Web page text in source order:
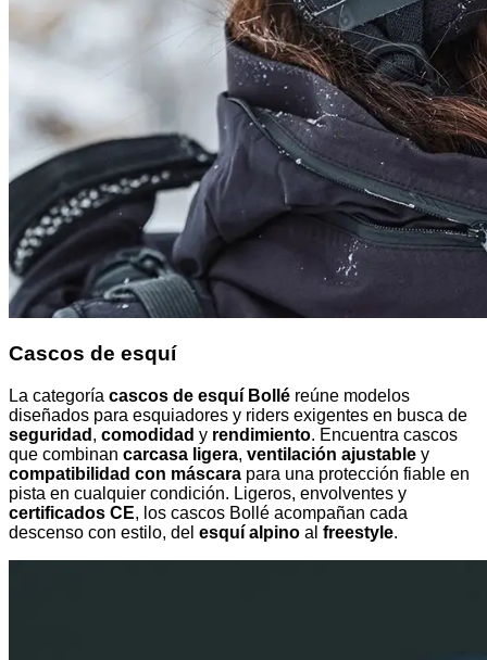
Cascos de esquí
La categoría cascos de esquí Bollé reúne modelos
diseñados para esquiadores y riders exigentes en busca de
seguridad , comodidad y rendimiento. Encuentra cascos
que combinan carcasa ligera, ventilación ajustable y
compatibilidad con máscara para una protección fiable en
pista en cualquier condición. Ligeros, envolventes y
certificados CE, los cascos Bollé acompañan cada
descenso con estilo, del esquí alpino al freestyle.